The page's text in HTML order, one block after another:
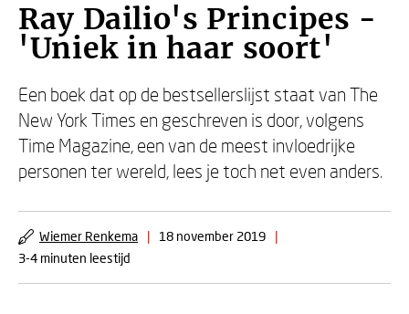
Ray Dailio's Principes -
'Uniek in haar soort'
Een boek dat op de bestsellerslijst staat van The
New York Times en geschreven is door, volgens
Time Magazine, een van de meest invloedrijke
personen ter wereld, lees je toch net even anders.
Wiemer Renkema | 18 november 2019
|
3-4 minuten leestijd